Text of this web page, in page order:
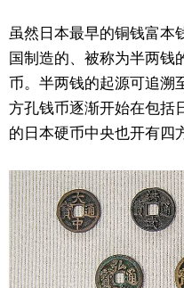
虽然日本最早的铜钱富本
国制造的、被称为半两钱
币。半两钱的起源可追溯
方孔钱币逐渐开始在包括
的日本硬币中央也开有四